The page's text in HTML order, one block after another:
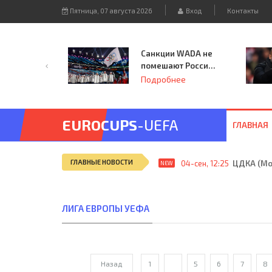
Пятница, 07 августа 2026 Вход Контакты
Санкции WADA не
помешают России
принять
Подробнее
EUROCUPS-UEFA ГЛАВНАЯ
ГЛАВНЫЕ НОВОСТИ NEW 04-сен, 12:25 ЦДКА
ЛИГА ЕВРОПЫ УЕФА
Назад 1 5 6 7 8